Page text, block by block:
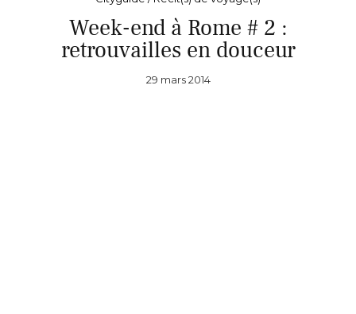
Week-end à Rome # 2 :
retrouvailles en douceur
29 mars 2014